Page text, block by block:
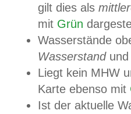
gilt dies als
mit Grün
Wasserstände
Wasserstandund
Liegt kein MHW
Karte ebenso mit
Ist der aktuelle